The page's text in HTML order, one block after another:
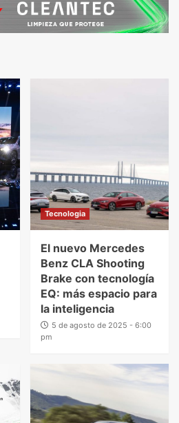
Tecnologia
El nuevo Mercedes
Benz CLA Shooting
Brake con tecnología
EQ: más espacio para
la inteligencia
5 de agosto de 2025 - 6:00
pm